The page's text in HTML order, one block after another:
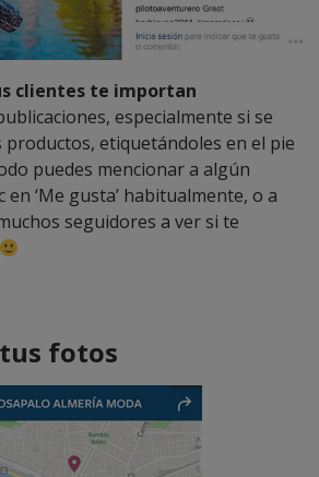
clientes te importan
especialmente si se
etiquetándoles en el pie
puedes mencionar a algún
en ‘Me gusta’ habitualmente, o a
seguidores a ver si te
fotos